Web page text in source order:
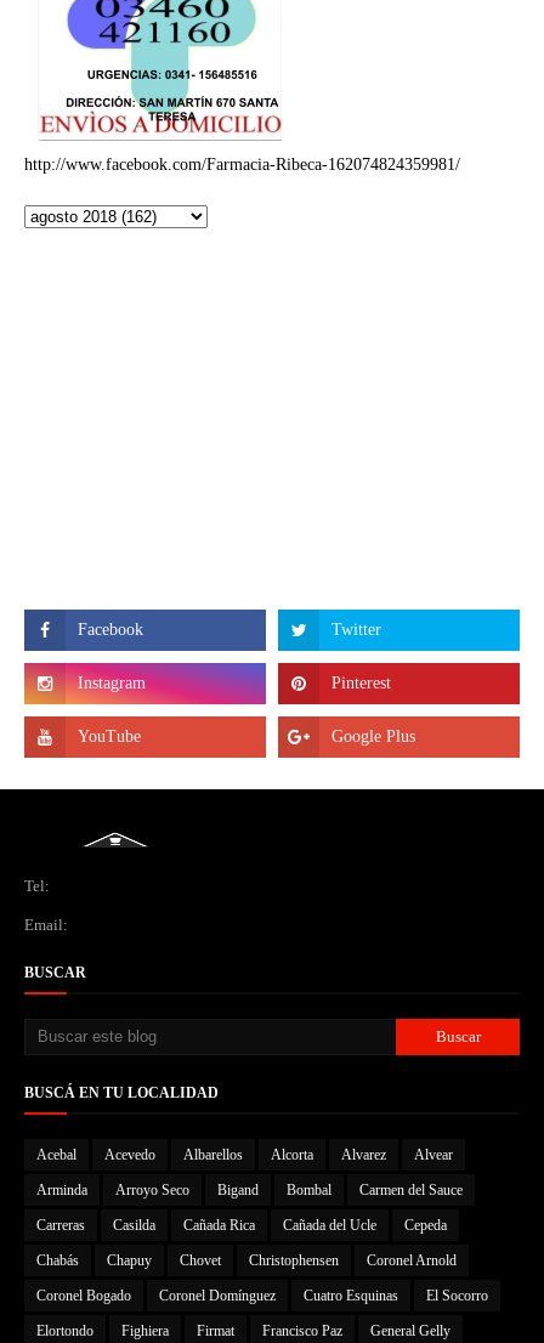
http://www.facebook.com/Farmacia-Ribeca-162074824359981/
Tel:
Email:
BUSCAR
BUSCÁ EN TU LOCALIDAD
Acebal Acevedo Albarellos Alcorta Alvarez Alvear
Arminda Arroyo Seco Bigand Bombal Carmen del Sauce
Carreras Casilda Cañada Rica Cañada del Ucle Cepeda
Chabás Chapuy Chovet Christophensen Coronel Arnold
Coronel Bogado Coronel Domínguez Cuatro Esquinas El Socorro
Elortondo Fighiera Firmat Francisco Paz General Gelly